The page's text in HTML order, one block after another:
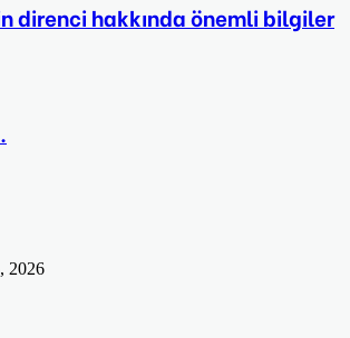
direnci hakkında önemli bilgiler
2026